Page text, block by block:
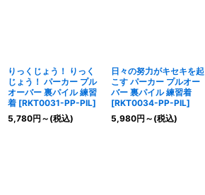
りっくじょう！ りっく
じょう！ パーカー プル
オーバー 裏パイル 練習
着 [RKT0031-PP-PIL]
5,780円 ～ (税込)
日々の努力がキセキを起
こす パーカー プルオー
バー 裏パイル 練習着
[RKT0034-PP-PIL]
5,980円 ～ (税込)